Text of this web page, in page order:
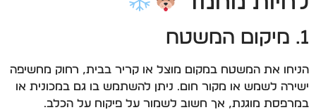
1. מיקום המשטח
הניחו את המשטח במקום מוצל או קריר בבית, רחוק מחשיפה
ישירה לשמש או מקור חום. ניתן להשתמש בו גם במכונית או
במרפסת מוגנת, אך חשוב לשמור על פיקוח על הכלב.